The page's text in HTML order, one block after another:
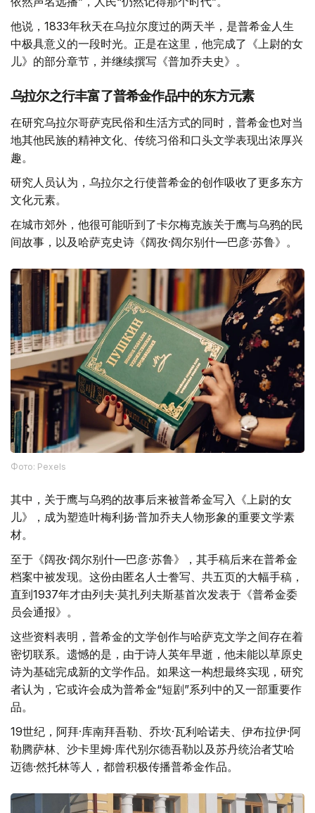
他说，1833年秋天在乌拉尔度过的两天半，是普希金人生
中极具意义的一段时光。正是在这里，他完成了《上尉的女
儿》的部分章节，并继续撰写《普加乔夫史》。
乌拉尔之行丰富了普希金作品中的东方元素
在研究乌拉尔哥萨克民俗和生活方式的同时，普希金也对当
地其他民族的精神文化、传统习俗和口头文学表现出浓厚兴
趣。
研究人员认为，乌拉尔之行使普希金的创作吸收了更多东方
文化元素。
在城市郊外，他很可能听到了卡尔梅克族关于鹰与乌鸦的民
间故事，以及哈萨克史诗《阔孜·阔尔别什—巴彦·苏鲁》。
Фото: Pexels
其中，关于鹰与乌鸦的故事后来被普希金写入《上尉的女
儿》，成为塑造叶梅利扬·普加乔夫人物形象的重要文学素
材。
至于《阔孜·阔尔别什—巴彦·苏鲁》，其手稿后来在普希金
档案中被发现。这份由匿名人士誊写、共五页的大幅手稿，
直到1937年才由列夫·莫扎列夫斯基首次发表于《普希金委
员会通报》。
这些资料表明，普希金的文学创作与哈萨克文学之间存在着
密切联系。遗憾的是，由于诗人英年早逝，他未能以草原史
诗为基础完成新的文学作品。如果这一构想最终实现，研究
者认为，它或许会成为普希金“短剧”系列中的又一部重要作
品。
19世纪，阿拜·库南拜吾勒、乔坎·瓦利哈诺夫、伊布拉伊·阿
勒腾萨林、沙卡里姆·库代别尔德吾勒以及苏丹统治者艾哈
迈德·然托林等人，都曾积极传播普希金作品。